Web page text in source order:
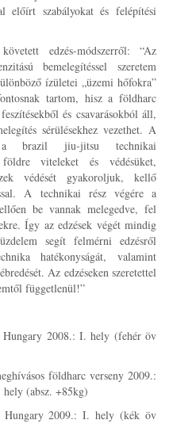
szabályokat és felépítési
edzés-módszerről: “Az
bemelegítéssel szeretem
ízületei „üzemi hőfokra”
tartom, hisz a földharc
és csavarásokból áll,
sérülésekhez vezethet. A
a brazil jiu-jitsu technikai
viteleket és védésüket,
védését gyakoroljuk, kellő
A technikai rész végére a
be vannak melegedve, fel
Így az edzések végét mindig
segít felmérni edzésről
hatékonyságát, valamint
Az edzéseken szeretettel
függetlenül!”
2008.: I. hely (fehér öv
földharc verseny 2009.:
(absz. +85kg)
Hungary 2009.: I. hely (kék öv